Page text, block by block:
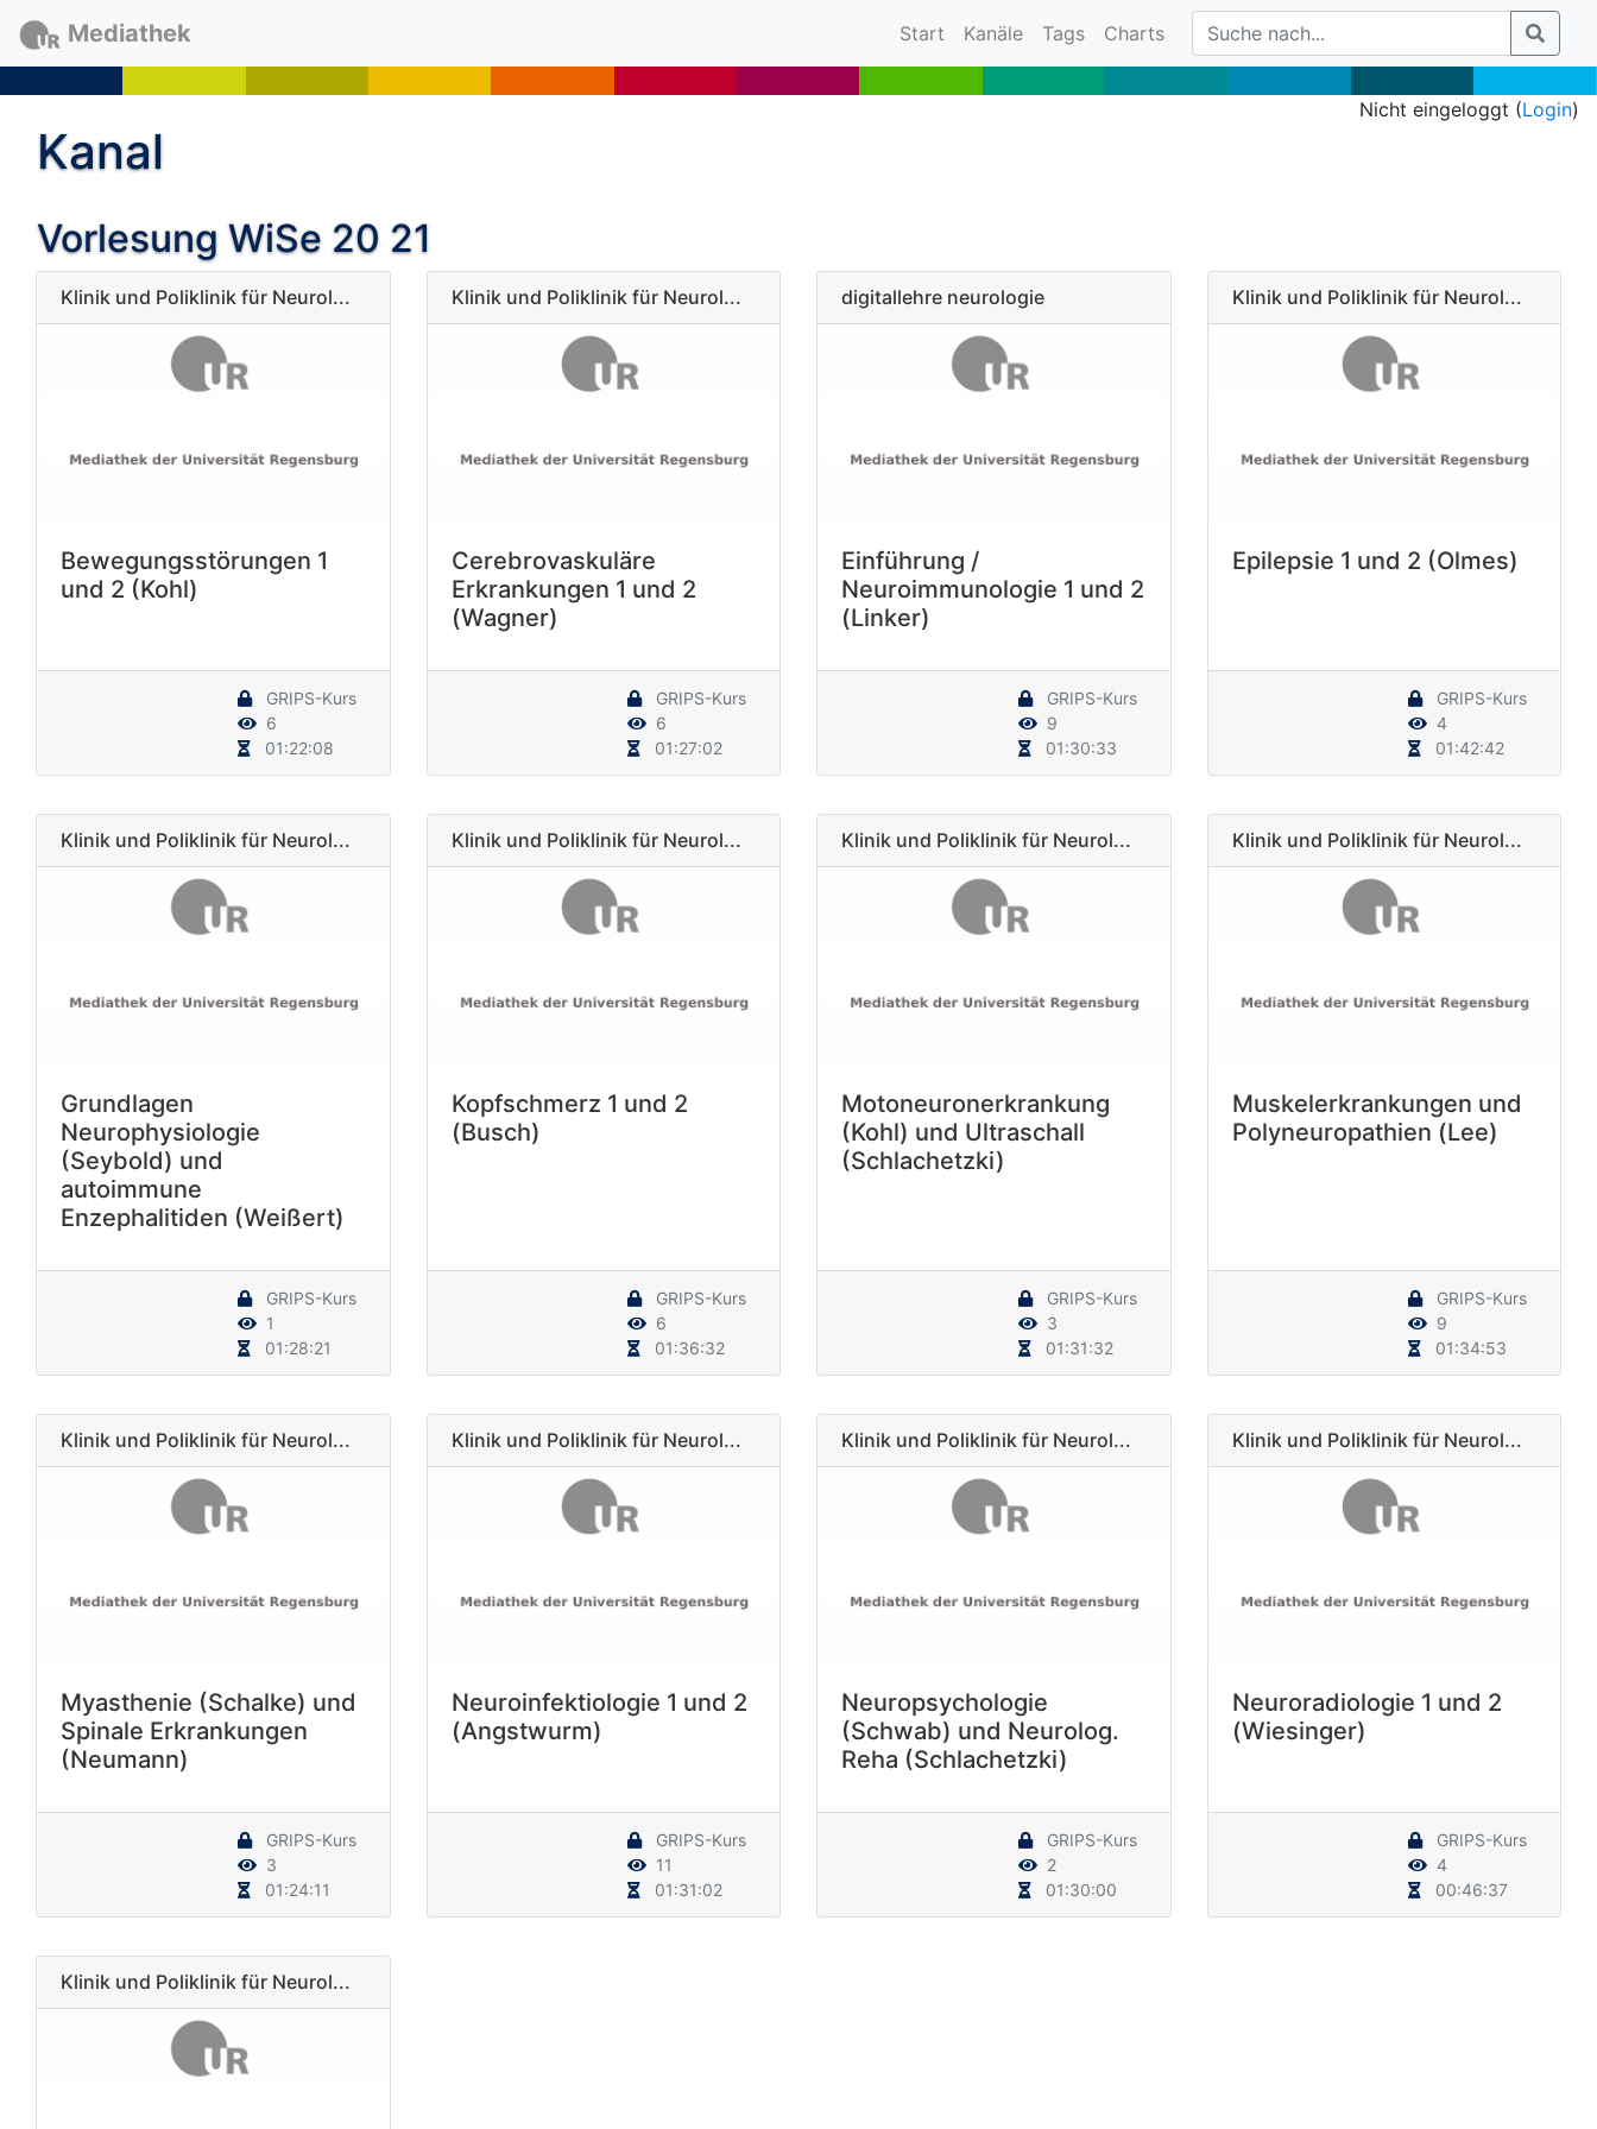
Mediathek Start (current)
Kanäle Tags Charts
Nicht eingeloggt (Login)
Kanal
Vorlesung WiSe 20 21
Klinik und Poliklinik für Neurol...
Bewegungsstörungen 1
und 2 (Kohl)
GRIPS-Kurs
6
01:22:08
Klinik und Poliklinik für Neurol...
Cerebrovaskuläre
Erkrankungen 1 und 2
(Wagner)
GRIPS-Kurs
6
01:27:02
digitallehre neurologie
Einführung /
Neuroimmunologie 1 und 2
(Linker)
GRIPS-Kurs
9
01:30:33
Klinik und Poliklinik für Neurol...
Epilepsie 1 und 2 (Olmes)
GRIPS-Kurs
4
01:42:42
Klinik und Poliklinik für Neurol...
Grundlagen
Neurophysiologie
(Seybold) und
autoimmune
Enzephalitiden (Weißert)
GRIPS-Kurs
1
01:28:21
Klinik und Poliklinik für Neurol...
Kopfschmerz 1 und 2
(Busch)
GRIPS-Kurs
6
01:36:32
Klinik und Poliklinik für Neurol...
Motoneuronerkrankung
(Kohl) und Ultraschall
(Schlachetzki)
GRIPS-Kurs
3
01:31:32
Klinik und Poliklinik für Neurol...
Muskelerkrankungen und
Polyneuropathien (Lee)
GRIPS-Kurs
9
01:34:53
Klinik und Poliklinik für Neurol...
Myasthenie (Schalke) und
Spinale Erkrankungen
(Neumann)
GRIPS-Kurs
3
01:24:11
Klinik und Poliklinik für Neurol...
Neuroinfektiologie 1 und 2
(Angstwurm)
GRIPS-Kurs
11
01:31:02
Klinik und Poliklinik für Neurol...
Neuropsychologie
(Schwab) und Neurolog.
Reha (Schlachetzki)
GRIPS-Kurs
2
01:30:00
Klinik und Poliklinik für Neurol...
Neuroradiologie 1 und 2
(Wiesinger)
GRIPS-Kurs
4
00:46:37
Klinik und Poliklinik für Neurol...